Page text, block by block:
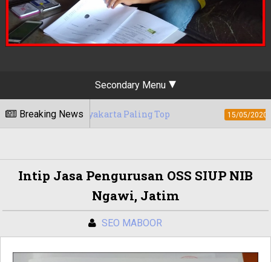
Secondary Menu
Breaking News
Paling Top 15/05/2020 Berapa Tarif
Intip Jasa Pengurusan OSS SIUP NIB
Ngawi, Jatim
SEO MABOOR